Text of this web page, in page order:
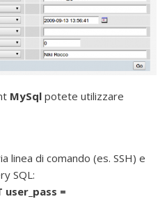
MySql potete utilizzare
linea di comando (es. SSH) e
SQL:
user_pass =